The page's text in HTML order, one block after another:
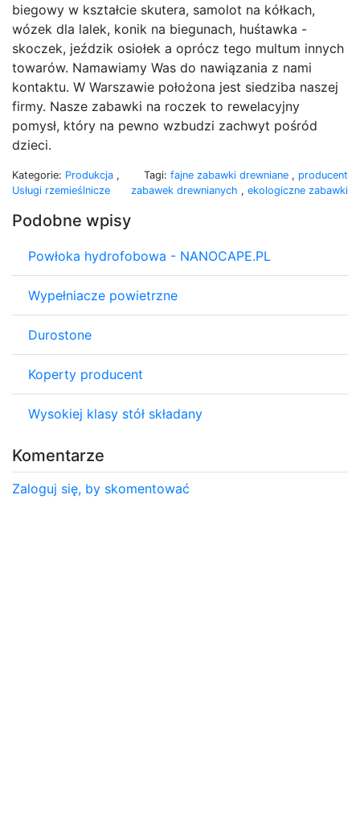
biegowy w kształcie skutera, samolot na kółkach,
wózek dla lalek, konik na biegunach, huśtawka -
skoczek, jeździk osiołek a oprócz tego multum innych
towarów. Namawiamy Was do nawiązania z nami
kontaktu. W Warszawie położona jest siedziba naszej
firmy. Nasze zabawki na roczek to rewelacyjny
pomysł, który na pewno wzbudzi zachwyt pośród
dzieci.
Kategorie: Produkcja ,
Usługi rzemieślnicze
Tagi: fajne zabawki drewniane , producent
zabawek drewnianych , ekologiczne zabawki
Podobne wpisy
Powłoka hydrofobowa - NANOCAPE.PL
Wypełniacze powietrzne
Durostone
Koperty producent
Wysokiej klasy stół składany
Komentarze
Zaloguj się, by skomentować